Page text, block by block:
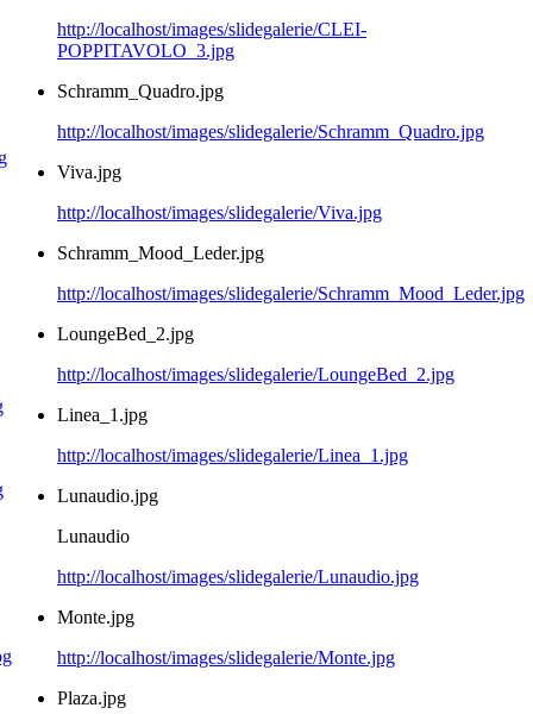
http://localhost/images/slidegalerie/CLEI-
POPPITAVOLO_3.jpg
Schramm_Quadro.jpg
http://localhost/images/slidegalerie/Schramm_Quadro.jpg
Viva.jpg
http://localhost/images/slidegalerie/Viva.jpg
Schramm_Mood_Leder.jpg
http://localhost/images/slidegalerie/Schramm_Mood_Leder.jpg
LoungeBed_2.jpg
http://localhost/images/slidegalerie/LoungeBed_2.jpg
Linea_1.jpg
http://localhost/images/slidegalerie/Linea_1.jpg
Lunaudio.jpg
Lunaudio
http://localhost/images/slidegalerie/Lunaudio.jpg
Monte.jpg
http://localhost/images/slidegalerie/Monte.jpg
Plaza.jpg